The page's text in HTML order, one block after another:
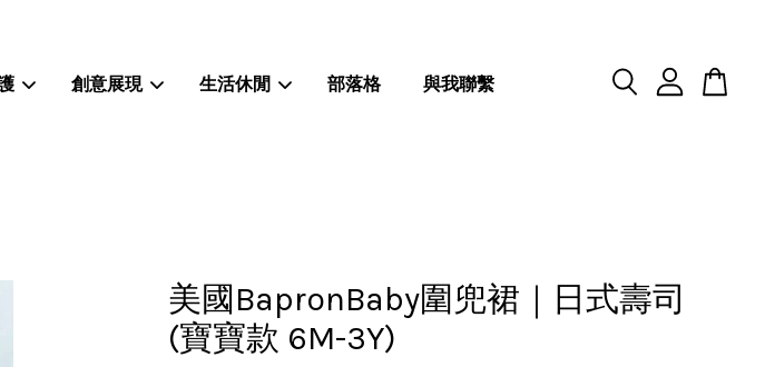
創意展現 生活休閒 部落格 與我聯繫
美國BapronBaby圍兜裙｜日式壽司
(寶寶款 6M-3Y)